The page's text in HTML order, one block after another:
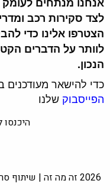
לצד סקירות רכב
הצטרפו אלינו כדי
לוותר על הדברים
הנכון.
כדי להישאר מעודכנים
הפייסבוקשלנו
היכנסו
2026 זה מה זה | שיתוף